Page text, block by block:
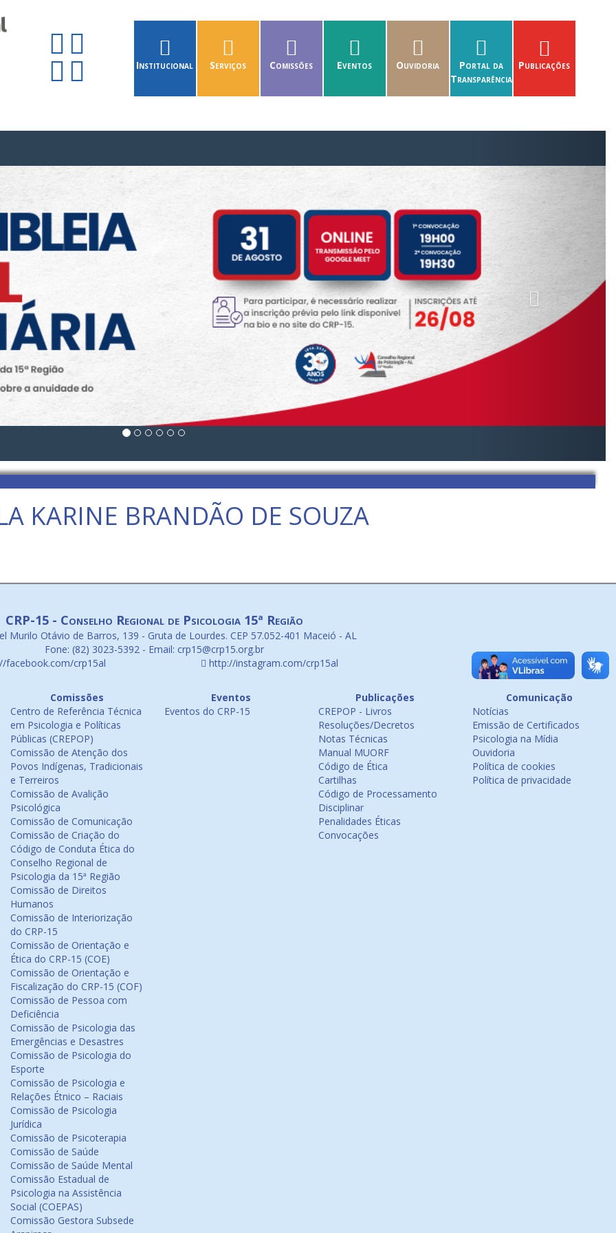
Institucional Serviços Comissões Eventos Ouvidoria
Portal da
Transparência
Publicações
KARINE BRANDÃO DE SOUZA
CRP-15 - Conselho Regional de Psicologia 15ª Região
Murilo Otávio de Barros, 139 - Gruta de Lourdes. CEP 57.052-401 Maceió - AL
Fone: (82) 3023-5392 - Email: crp15@crp15.org.br
facebook.com/crp15al
http://instagram.com/crp15al
Comissões
Centro de Referência Técnica
em Psicologia e Políticas
Públicas (CREPOP)
Comissão de Atenção dos
Povos Indígenas, Tradicionais
e Terreiros
Comissão de Avalição
Psicológica
Comissão de Comunicação
Comissão de Criação do
Código de Conduta Ética do
Conselho Regional de
Psicologia da 15ª Região
Comissão de Direitos
Humanos
Comissão de Interiorização
do CRP-15
Comissão de Orientação e
Ética do CRP-15 (COE)
Comissão de Orientação e
Fiscalização do CRP-15 (COF)
Comissão de Pessoa com
Deficiência
Comissão de Psicologia das
Emergências e Desastres
Comissão de Psicologia do
Esporte
Comissão de Psicologia e
Relações Étnico – Raciais
Comissão de Psicologia
Jurídica
Comissão de Psicoterapia
Comissão de Saúde
Comissão de Saúde Mental
Comissão Estadual de
Psicologia na Assistência
Social (COEPAS)
Comissão Gestora Subsede
Eventos
Eventos do CRP-15
Publicações
CREPOP - Livros
Resoluções/Decretos
Notas Técnicas
Manual MUORF
Código de Ética
Cartilhas
Código de Processamento
Disciplinar
Penalidades Éticas
Convocações
Comunicação
Notícias
Emissão de Certificados
Psicologia na Mídia
Ouvidoria
Política de cookies
Política de privacidade